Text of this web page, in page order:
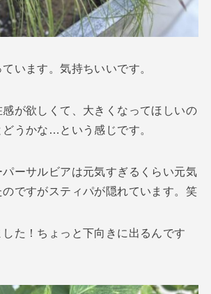
います。気持ちいいです。
感が欲しくて、大きくなってほしいの
うかな…という感じです。
ーサルビアは元気すぎるくらい元気
ですがスティパが隠れています。笑
た！ちょっと下向きに出るんです